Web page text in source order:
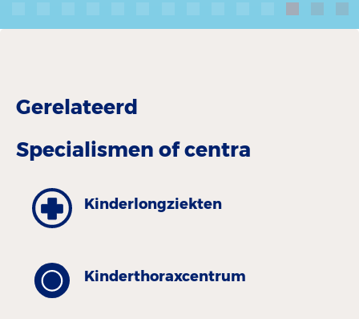
Gerelateerd
Specialismen of centra
Kinder­longziekten
Kinder­thorax­centrum